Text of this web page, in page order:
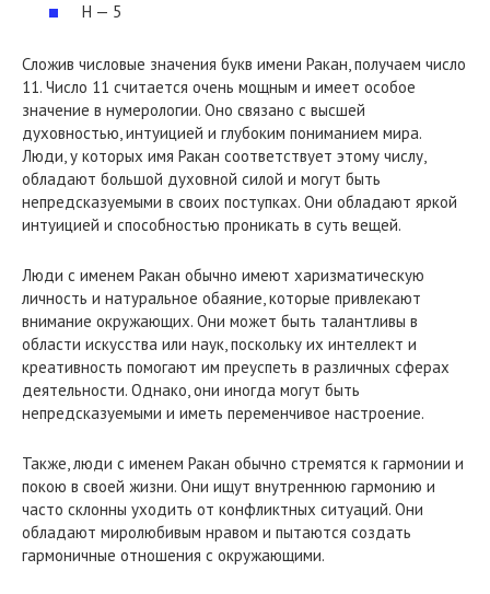
Н — 5
Сложив числовые значения букв имени Ракан, получаем число
11. Число 11 считается очень мощным и имеет особое
значение в нумерологии. Оно связано с высшей
духовностью, интуицией и глубоким пониманием мира.
Люди, у которых имя Ракан соответствует этому числу,
обладают большой духовной силой и могут быть
непредсказуемыми в своих поступках. Они обладают яркой
интуицией и способностью проникать в суть вещей.
Люди с именем Ракан обычно имеют харизматическую
личность и натуральное обаяние, которые привлекают
внимание окружающих. Они может быть талантливы в
области искусства или наук, поскольку их интеллект и
креативность помогают им преуспеть в различных сферах
деятельности. Однако, они иногда могут быть
непредсказуемыми и иметь переменчивое настроение.
Также, люди с именем Ракан обычно стремятся к гармонии и
покою в своей жизни. Они ищут внутреннюю гармонию и
часто склонны уходить от конфликтных ситуаций. Они
обладают миролюбивым нравом и пытаются создать
гармоничные отношения с окружающими.